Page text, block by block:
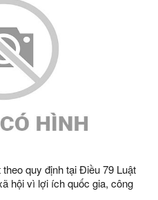
quy định tại Điều 79 Luật
hội vì lợi ích quốc gia, công